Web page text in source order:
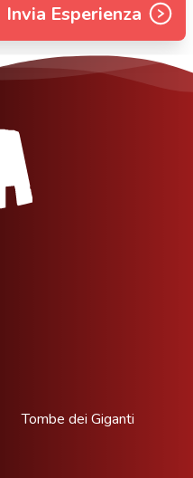
Invia Esperienza
Tombe dei Giganti